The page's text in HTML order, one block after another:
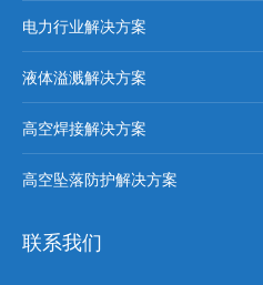
电力行业解决方案
液体溢溅解决方案
高空焊接解决方案
高空坠落防护解决方案
联系我们